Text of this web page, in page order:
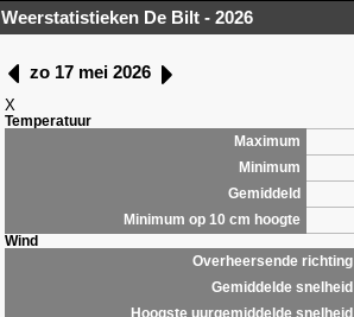
Weerstatistieken De Bilt - 2026
zo 17 mei 2026
X
Temperatuur
Maximum
Minimum
Gemiddeld
Minimum op 10 cm hoogte
Wind
Overheersende richting
Gemiddelde snelheid
Hoogste uurgemiddelde snelheid